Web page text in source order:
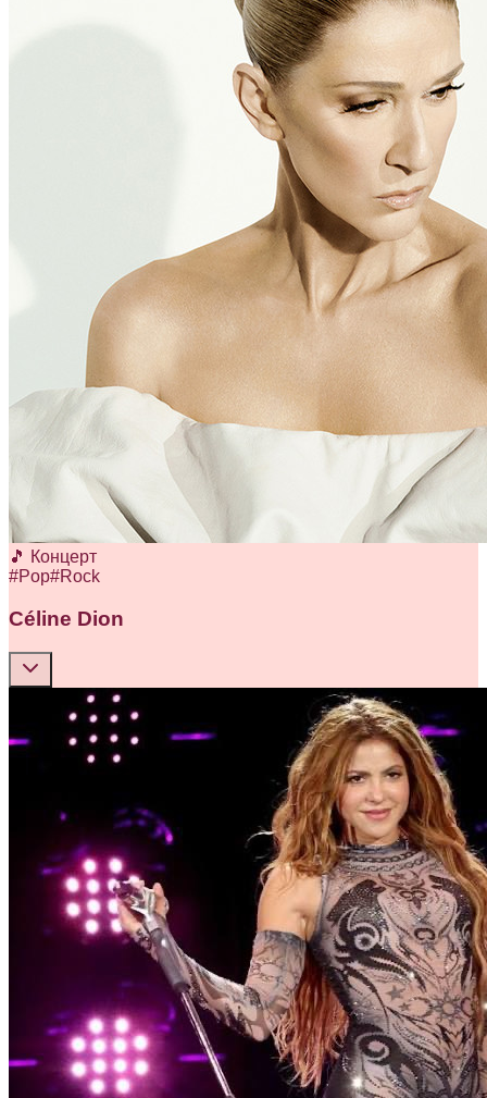
🎵 Концерт
#Pop#Rock
Céline Dion